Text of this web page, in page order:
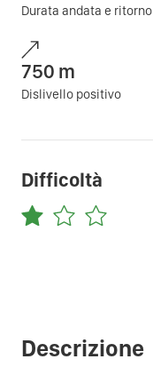
Durata andata e ritorno
750 m
Dislivello positivo
Difficoltà
Descrizione